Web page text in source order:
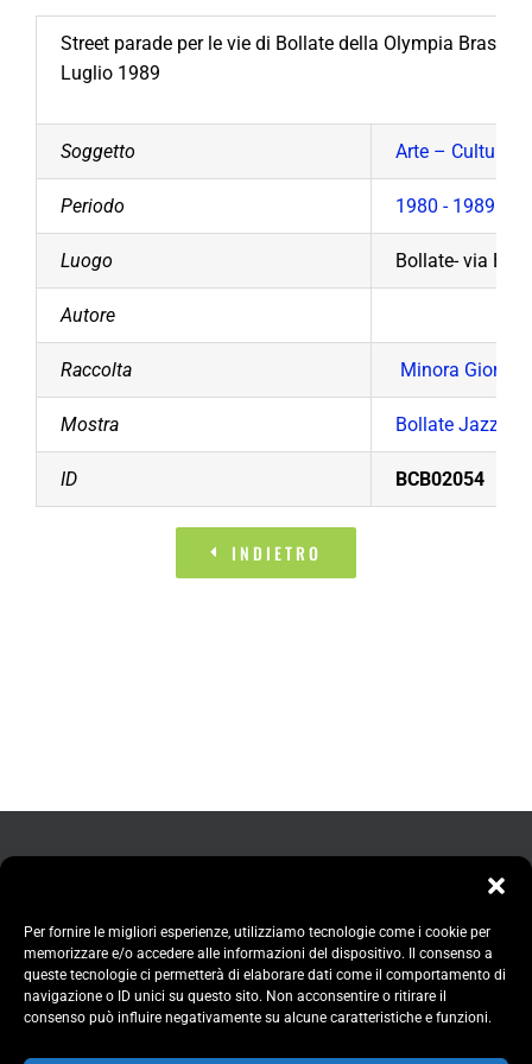
Per fornire le migliori esperienze, utilizziamo tecnologie come i cookie per
memorizzare e/o accedere alle informazioni del dispositivo. Il consenso a
queste tecnologie ci permetterà di elaborare dati come il comportamento di
navigazione o ID unici su questo sito. Non acconsentire o ritirare il
consenso può influire negativamente su alcune caratteristiche e funzioni.
Street parade per le vie di Bollate della Olympia Brass
Luglio 1989
Soggetto Arte – Cultura
Periodo 1980 - 1989
Luogo Bollate- via
Autore
Raccolta Minora
Mostra Bollate Jazz
ID BCB02054
INDIETRO